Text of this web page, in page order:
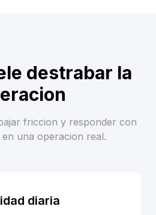
destrabar la
friccion y responder con
una operacion real.
diaria